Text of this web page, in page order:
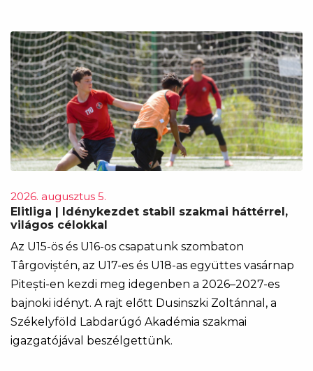
2026. augusztus 5.
Elitliga | Idénykezdet stabil szakmai háttérrel,
világos célokkal
Az U15-ös és U16-os csapatunk szombaton
Târgoviștén, az U17-es és U18-as együttes vasárnap
Pitești-en kezdi meg idegenben a 2026–2027-es
bajnoki idényt. A rajt előtt Dusinszki Zoltánnal, a
Székelyföld Labdarúgó Akadémia szakmai
igazgatójával beszélgettünk.